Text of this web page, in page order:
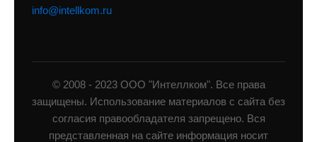
info@intellkom.ru
© 2008 - 2023 ООО "Интеллком". Все права
защищены. Использование материалов с сайта без
согласия правообладателя запрещено. Вся
представленная на сайте информация носит